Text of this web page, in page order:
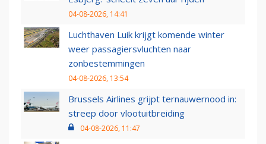
04-08-2026, 14:41
Luchthaven Luik krijgt komende winter
weer passagiersvluchten naar
zonbestemmingen
04-08-2026, 13:54
Brussels Airlines grijpt ternauwernood in:
streep door vlootuitbreiding
04-08-2026, 11:47